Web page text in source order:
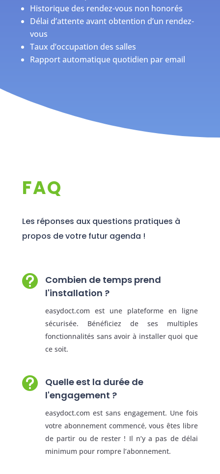
Historique des rendez-vous non honorés
Délai d’attente avant obtention d’un rendez-
vous
Taux d’occupation des salles
Rapport automatique quotidien par email
FAQ
Les réponses aux questions pratiques à
propos de votre futur agenda !

Combien de temps prend
l'installation ?
easydoct.com est une plateforme en ligne
sécurisée. Bénéficiez de ses multiples
fonctionnalités sans avoir à installer quoi que
ce soit.

Quelle est la durée de
l'engagement ?
easydoct.com est sans engagement. Une fois
votre abonnement commencé, vous êtes libre
de partir ou de rester ! Il n’y a pas de délai
minimum pour rompre l’abonnement.